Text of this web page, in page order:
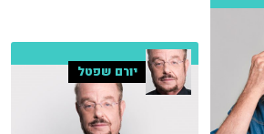
יורם שפטל